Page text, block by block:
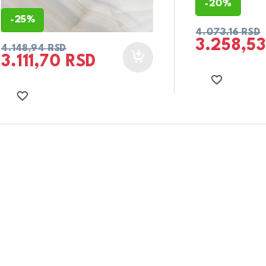
-25%
3.111,70 RSD
4.148,94RSD
-20%
3.258,53
4.073,16RSD